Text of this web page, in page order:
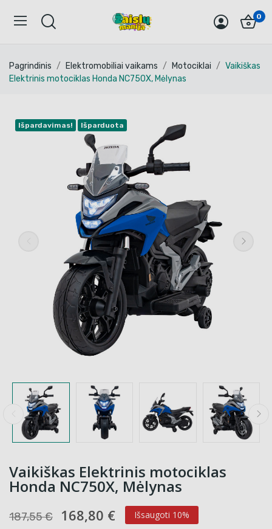
0
Pagrindinis Elektromobiliai vaikams Motociklai
Vaikiškas
Elektrinis motociklas Honda NC750X, Mėlynas
Išpardavimas! Išparduota
Vaikiškas Elektrinis motociklas
Honda NC750X, Mėlynas
187,55 € 168,80 € Išsaugoti 10%